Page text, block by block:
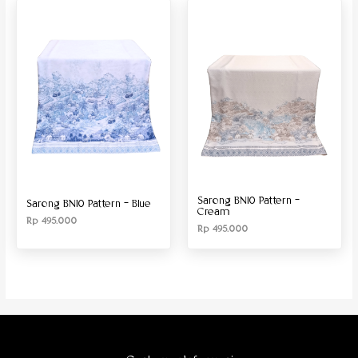
Produk Size
Sarong BN10 Pattern – Blue
Rp495.000
Sarong BN10 Pattern –
Cream
Rp 495.000